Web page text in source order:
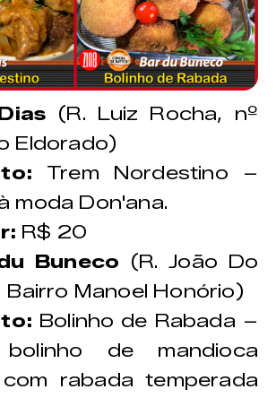
(R. Luiz Rocha, nº
Eldorado)
Trem Nordestino –
moda Don'ana.
R$ 20
Buneco (R. João Do
Bairro Manoel Honório)
Bolinho de Rabada –
bolinho de mandioca
rabada temperada